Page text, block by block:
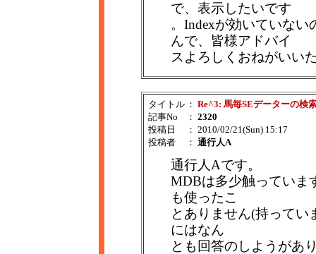
で、表示したいです
。Indexが効いていな
んで、皆様アドバイ
スよろしくおねがいい
タイトル ： Re^3: 馬毎SEデーターの検
記事No
： 2320
投稿日
： 2010/02/21(Sun) 15:17
投稿者
： 通行人A
通行人Aです。
MDBは多少触っていま
も使ったこ
とありません(持ってい
にはなん
とも回答のしようがあ